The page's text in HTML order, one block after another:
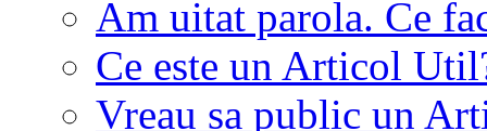
Am uitat parola. Ce
Ce este un Articol
Vreau sa public un